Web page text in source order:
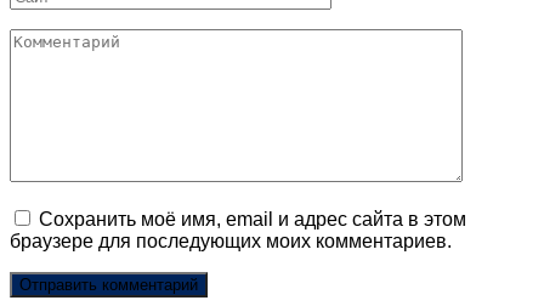
Комментарий
Сохранить моё имя, email и адрес сайта в этом
браузере для последующих моих комментариев.